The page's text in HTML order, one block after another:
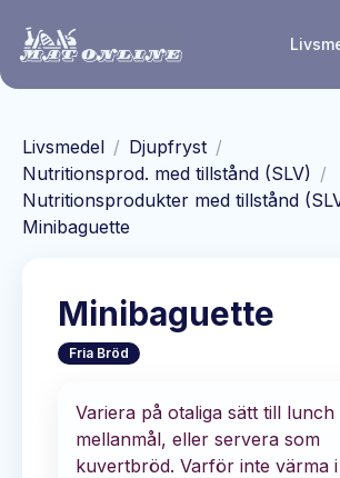
Livsmedel / Djupfryst /
Nutritionsprod. med tillstånd (SLV) /
Nutritionsprodukter med tillstånd
Minibaguette
Minibaguette
Fria Bröd
Variera på otaliga sätt till
mellanmål, eller servera som
kuvertbröd. Varför inte värma